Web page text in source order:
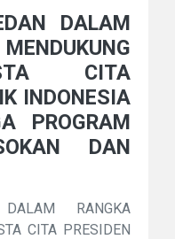
DALAM
CITA
INDONESIA
PROGRAM
DAN
RANGKA
CITA PRESIDEN